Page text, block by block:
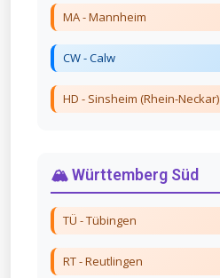
MA - Mannheim
CW - Calw
HD - Sinsheim (Rhein-Neckar)
🏔️ Württemberg Süd
TÜ - Tübingen
RT - Reutlingen